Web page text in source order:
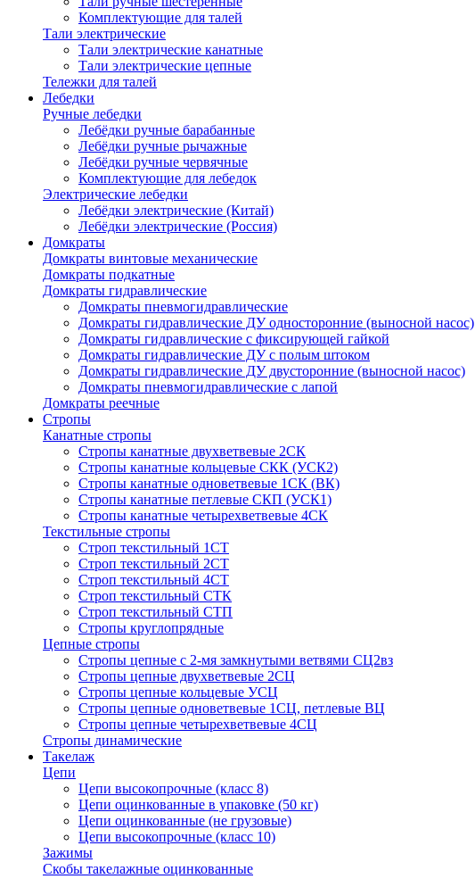
Комплектующие для талей
Тали электрические
Тали электрические канатные
Тали электрические цепные
Тележки для талей
Лебедки
Ручные лебедки
Лебёдки ручные барабанные
Лебёдки ручные рычажные
Лебёдки ручные червячные
Комплектующие для лебедок
Электрические лебедки
Лебёдки электрические (Китай)
Лебёдки электрические (Россия)
Домкраты
Домкраты винтовые механические
Домкраты подкатные
Домкраты гидравлические
Домкраты пневмогидравлические
Домкраты гидравлические ДУ односторонние (выносной насос)
Домкраты гидравлические с фиксирующей гайкой
Домкраты гидравлические ДУ c полым штоком
Домкраты гидравлические ДУ двусторонние (выносной насос)
Домкраты пневмогидравлические с лапой
Домкраты реечные
Стропы
Канатные стропы
Стропы канатные двухветвевые 2СК
Стропы канатные кольцевые СКК (УСК2)
Стропы канатные одноветвевые 1СК (ВК)
Стропы канатные петлевые СКП (УСК1)
Стропы канатные четырехветвевые 4СК
Текстильные стропы
Строп текстильный 1СТ
Строп текстильный 2СТ
Строп текстильный 4СТ
Строп текстильный СТК
Строп текстильный СТП
Стропы круглопрядные
Цепные стропы
Стропы цепные с 2-мя замкнутыми ветвями СЦ2вз
Стропы цепные двухветвевые 2СЦ
Стропы цепные кольцевые УСЦ
Стропы цепные одноветвевые 1СЦ, петлевые ВЦ
Стропы цепные четырехветвевые 4СЦ
Стропы динамические
Такелаж
Цепи
Цепи высокопрочные (класс 8)
Цепи оцинкованные в упаковке (50 кг)
Цепи оцинкованные (не грузовые)
Цепи высокопрочные (класс 10)
Зажимы
Скобы такелажные оцинкованные